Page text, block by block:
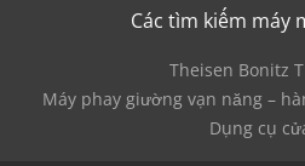
Các tìm kiếm máy
Theisen Bonitz
Máy phay giường vạn năng –
Dụng cụ